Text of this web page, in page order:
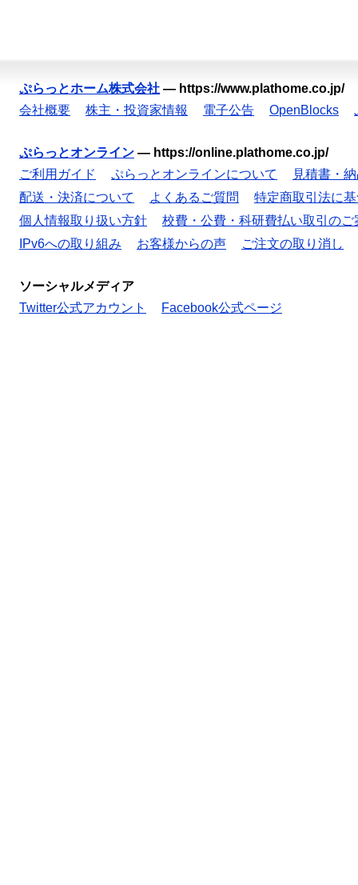
ぷらっとホーム株式会社 — https://www.plathome.co.jp/
会社概要
株主・投資家情報 電子公告 OpenBlocks
ぷらっとオンライン — https://online.plathome.co.jp/
ご利用ガイド
ぷらっとオンラインについて
見積書・
配送・決済について
よくあるご質問
特定商取引法に
個人情報取り扱い方針
校費・公費・科研費払い取引のご
IPv6への取り組み
お客様からの声 ご注文の取り消し
ソーシャルメディア
Twitter公式アカウント
Facebook公式ページ